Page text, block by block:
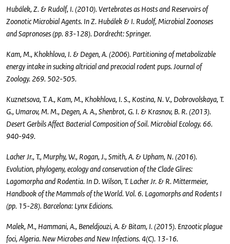
Hubálek, Z. & Rudolf, I. (2010). Vertebrates as Hosts and Reservoirs of
Zoonotic Microbial Agents. In Z. Hubálek & I. Rudolf, Microbial Zoonoses
and Sapronoses (pp. 83-128). Dordrecht: Springer.
Kam, M., Khokhlova, I. & Degen, A. (2006). Partitioning of metabolizable
energy intake in sucking altricial and precocial rodent pups. Journal of
Zoology. 269. 502-505.
Kuznetsova, T. A., Kam, M., Khokhlova, I. S., Kostina, N. V., Dobrovolskaya, T.
G., Umarov, M. M., Degen, A. A., Shenbrot, G. I. & Krasnov, B. R. (2013).
Desert Gerbils Affect Bacterial Composition of Soil. Microbial Ecology. 66.
940-949.
Lacher Jr., T., Murphy, W., Rogan, J., Smith, A. & Upham, N. (2016).
Evolution, phylogeny, ecology and conservation of the Clade Glires:
Lagomorpha and Rodentia. In D. Wilson, T. Lacher Jr. & R. Mittermeier,
Handbook of the Mammals of the World. Vol. 6. Lagomorphs and Rodents I
(pp. 15-28). Barcelona: Lynx Edicions.
Malek, M., Hammani, A., Beneldjouzi, A. & Bitam, I. (2015). Enzootic plague
foci, Algeria. New Microbes and New Infections. 4(C). 13-16.